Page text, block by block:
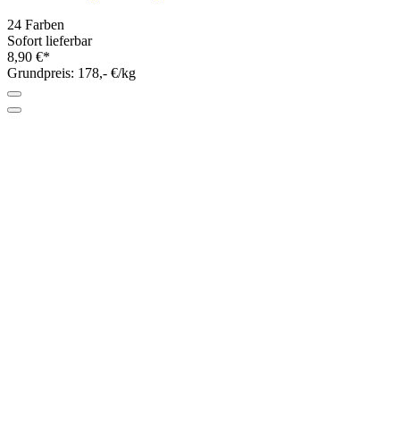
24 Farben
Sofort lieferbar
8,90 €*
Grundpreis: 178,- €/kg